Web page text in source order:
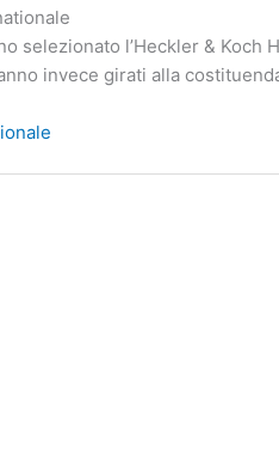
selezionato l’Heckler & Koch
invece girati alla